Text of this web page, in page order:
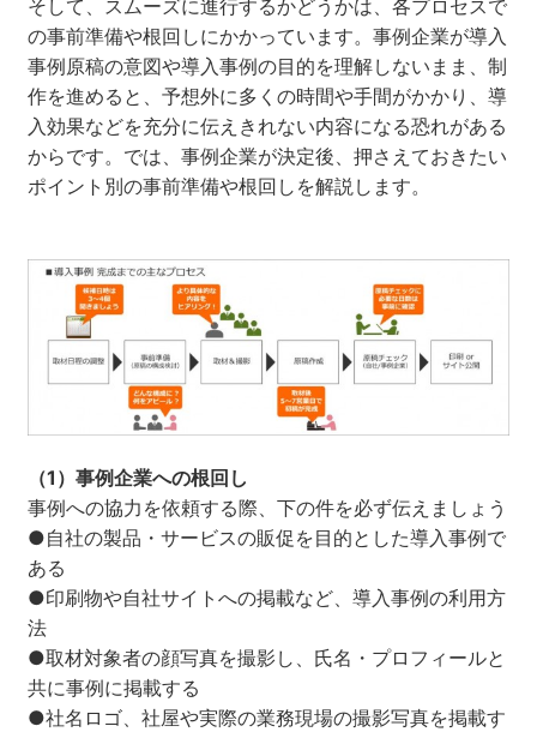
そして、スムーズに進行するかどうかは、各プロセスで
の事前準備や根回しにかかっています。事例企業が導入
事例原稿の意図や導入事例の目的を理解しないまま、制
作を進めると、予想外に多くの時間や手間がかかり、導
入効果などを充分に伝えきれない内容になる恐れがある
からです。では、事例企業が決定後、押さえておきたい
ポイント別の事前準備や根回しを解説します。
（1）事例企業への根回し
事例への協力を依頼する際、下の件を必ず伝えましょう
●自社の製品・サービスの販促を目的とした導入事例で
ある
●印刷物や自社サイトへの掲載など、導入事例の利用方
法
●取材対象者の顔写真を撮影し、氏名・プロフィールと
共に事例に掲載する
●社名ロゴ、社屋や実際の業務現場の撮影写真を掲載す